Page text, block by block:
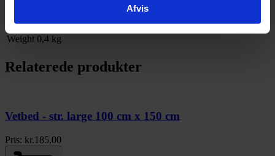
Afvis
vitaminer og mineraler, prebiotisk FOS, MOS, grøn te
SKU
5060126300069
Weight 0,4 kg
Relaterede produkter
Vetbed - str. large 100 cm x 150 cm
Pris: kr.185,00